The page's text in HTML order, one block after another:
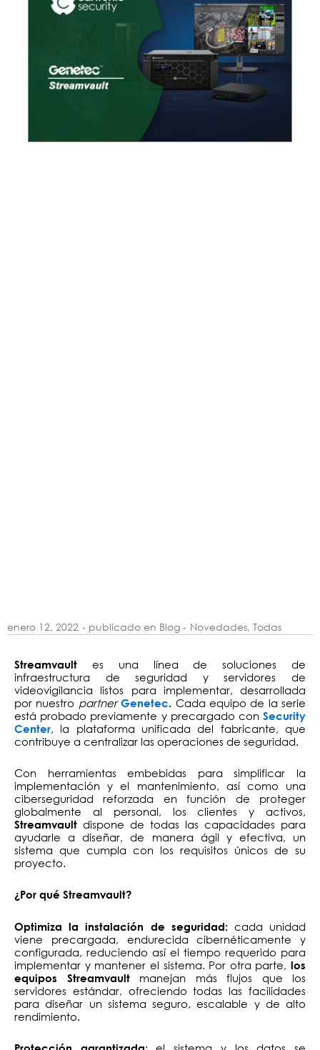
enero 12, 2022 - publicado en Blog - Novedades, Todas
Streamvault es una línea de soluciones de
infraestructura de seguridad y servidores de
videovigilancia listos para implementar, desarrollada
por nuestro partnerGenetec. Cada equipo de la serie
está probado previamente y precargado con Security
Center, la plataforma unificada del fabricante, que
contribuye a centralizar las operaciones de seguridad.
Con herramientas embebidas para simplificar la
implementación y el mantenimiento, así como una
ciberseguridad reforzada en función de proteger
globalmente al personal, los clientes y activos,
Streamvault dispone de todas las capacidades para
ayudarle a diseñar, de manera ágil y efectiva, un
sistema que cumpla con los requisitos únicos de su
proyecto.
¿Por qué Streamvault?
Optimiza la instalación de seguridad: cada unidad
viene precargada, endurecida cibernéticamente y
configurada, reduciendo así el tiempo requerido para
implementar y mantener el sistema. Por otra parte, los
equipos Streamvaultmanejan más flujos que los
servidores estándar, ofreciendo todas las facilidades
para diseñar un sistema seguro, escalable y de alto
rendimiento.